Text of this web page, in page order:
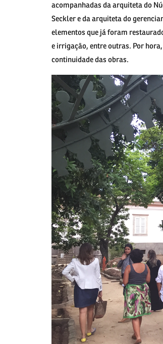
acompanhadas da arquiteta do
Seckler e da arquiteta do
elementos que já foram
e irrigação, entre outras. Por
continuidade das obras.